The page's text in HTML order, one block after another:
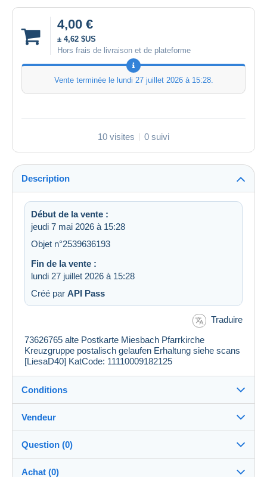
4,00 €
± 4,62 $US
Hors frais de livraison et de plateforme
Vente terminée le lundi 27 juillet 2026 à 15:28.
10 visites 0 suivi
Description
Début de la vente :
jeudi 7 mai 2026 à 15:28
Objet n°2539636193
Fin de la vente :
lundi 27 juillet 2026 à 15:28
Créé par API Pass
Traduire
73626765 alte Postkarte Miesbach Pfarrkirche
Kreuzgruppe postalisch gelaufen Erhaltung siehe scans
[LiesaD40] KatCode: 11110009182125
Conditions
Envoi après paiement dans les 1 jours
Vendeur
my_postales100%(71389x)
PRO
Question (0)
Achat (0)